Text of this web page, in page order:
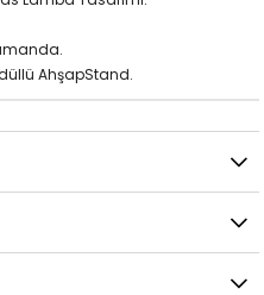
AhşapStand.